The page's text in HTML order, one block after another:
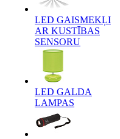
LED GAISMEKĻI
AR KUSTĪBAS
SENSORU
LED GALDA
LAMPAS